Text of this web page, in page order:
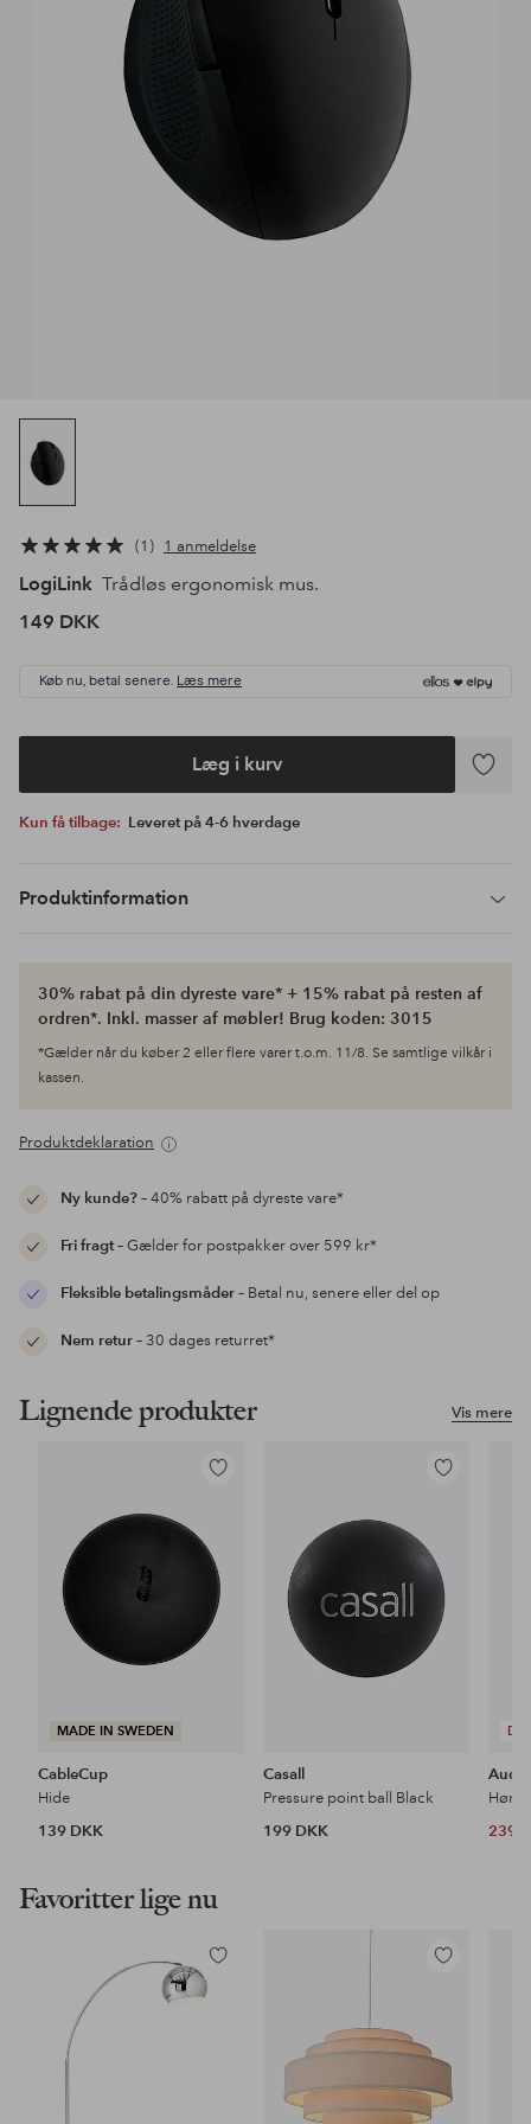
1 1 anmeldelse
LogiLink Trådløs ergonomisk mus.
149 DKK
Køb nu, betal senere. Læs mere
Læg i kurv
Tilføj
Kun få tilbage: Leveret på 4-6 hverdage
Produktinformation
30% rabat på din dyreste vare* + 15% rabat på resten af
ordren*. Inkl. masser af møbler! Brug koden: 3015
*Gælder når du køber 2 eller flere varer t.o.m. 11/8. Se samtlige vilkår i
kassen.
Produktdeklaration
Ny kunde?– 40% rabatt på dyreste vare*
Fri fragt– Gælder for postpakker over 599 kr*
Fleksible betalingsmåder– Betal nu, senere eller del op
Nem retur– 30 dages returret*
Vis mere
Lignende produkter
MADE IN SWEDEN
Tilføj
CableCup
Hide
139 DKK
Tilføj
Casall
Pressure point ball Black
199 DKK
239
Favoritter lige nu
Tilføj
til
Tilføj